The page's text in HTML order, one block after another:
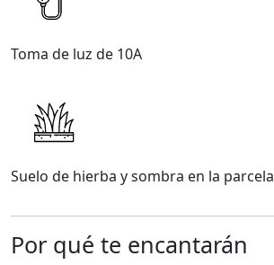
Toma de luz de 10A
Suelo de hierba y sombra en la parcela
Por qué te encantarán